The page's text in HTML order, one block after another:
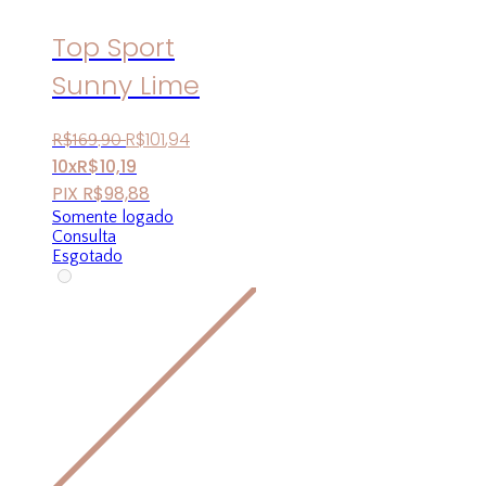
Top Sport
Sunny Lime
R$169,90 R$101,94
10xR$10,19
PIX R$98,88
Somente logado
Consulta
Esgotado